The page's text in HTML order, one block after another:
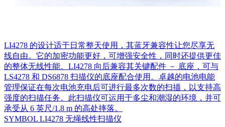
LI4278 的设计适于日常整天使用，其蓝牙兼容性让您尽享无
线自由。它的加密功能更好，可增强安全性，同时还提供更佳
的整体无线性能。LI4278 向后兼容其关键配件 － 底座，可与
LS4278 和 DS6878 扫描仪的底座配合使用。卓越的电池电能
管理保证在每次电池充电后可进行最多次数的扫描，以支持高
强度的扫描任务。此扫描仪可运用于多尘和潮湿的环境，并可
承受从 6 英尺/1.8 m 的高处摔落。
SYMBOL LI4278 无绳线性扫描仪